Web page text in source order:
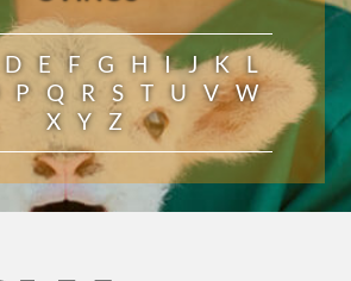
D E F G H I J K
L
P Q R S T U V
W
X
Y Z